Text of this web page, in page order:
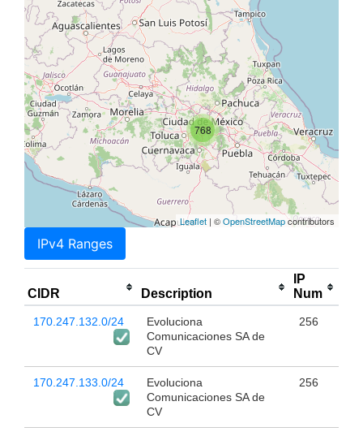
768
Leaflet | ©OpenStreetMapcontributors
IPv4 Ranges
CIDR Description
IP
Num
170.247.132.0/24
Evoluciona
Comunicaciones SA de
CV
256
170.247.133.0/24
Evoluciona
Comunicaciones SA de
CV
256